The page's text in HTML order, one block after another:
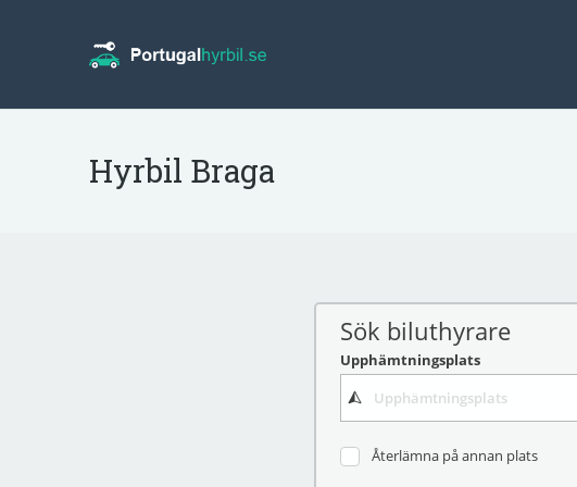
Hyrbil Braga
Sök biluthyrare
Upphämtningsplats
Återlämna på annan plats